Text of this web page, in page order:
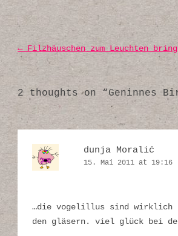
Post navigation
←Filzhäuschen zum Leuchten
2 thoughts on “Geninnes
dunja Moralić
15. Mai 2011 at 19:16
…die vogelillus sind wirklich
den gläsern. viel glück bei